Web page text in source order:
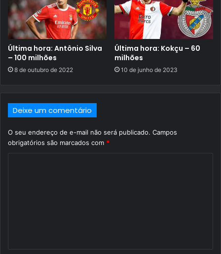
Última hora: Antônio Silva
– 100 milhões
8 de outubro de 2022
Última hora: Kokçu – 60
milhões
10 de junho de 2023
Deixe um comentário
O seu endereço de e-mail não será publicado. Campos
obrigatórios são marcados com *